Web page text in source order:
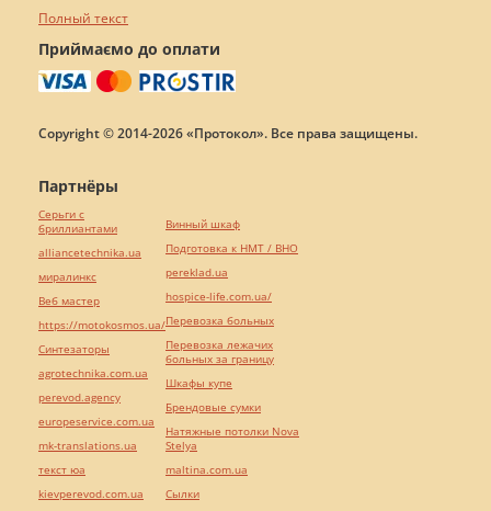
Полный текст
Приймаємо до оплати
Copyright © 2014-2026 «Протокол». Все права защищены.
Партнёры
Серьги с
бриллиантами
alliancetechnika.ua
миралинкс
Веб мастер
https://motokosmos.ua/
Синтезаторы
agrotechnika.com.ua
perevod.agency
europeservice.com.ua
mk-translations.ua
текст юа
kievperevod.com.ua
Винный шкаф
Подготовка к НМТ / ВНО
pereklad.ua
hospice-life.com.ua/
Перевозка больных
Перевозка лежачих
больных за границу
Шкафы купе
Брендовые сумки
Натяжные потолки Nova
Stelya
maltina.com.ua
Cылки